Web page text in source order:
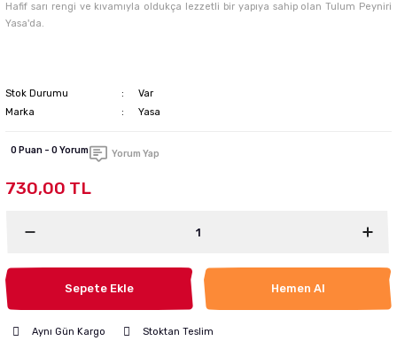
Hafif sarı rengi ve kıvamıyla oldukça lezzetli bir yapıya sahip olan Tulum Peyniri
Yasa'da.
Stok Durumu
Var
Marka
Yasa
0 Puan - 0 Yorum Yorum Yap
730,00 TL
Sepete Ekle Hemen Al
Aynı Gün Kargo Stoktan Teslim